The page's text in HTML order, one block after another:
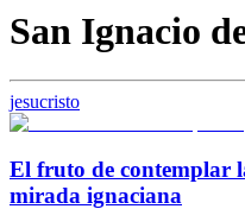
San Ignacio
jesucristo
El fruto de contemplar
mirada ignaciana